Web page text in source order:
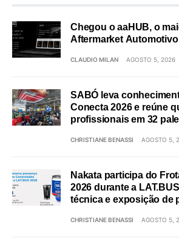
Chegou o aaHUB, o
Aftermarket Automotivo
CLAUDIO MILAN AGOSTO 5, 2026
SABÓ leva
Conecta 2026 e reúne
profissionais em 32
CHRISTIANE BENASSI AGOSTO 5,
Nakata participa do
2026 durante a
técnica e exposição de
CHRISTIANE BENASSI AGOSTO 5,